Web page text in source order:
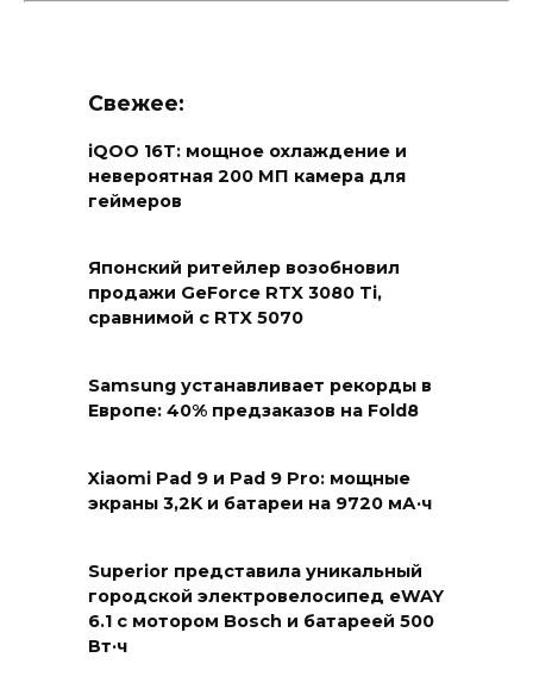
Свежее:
iQOO 16T: мощное охлаждение и
невероятная 200 МП камера для
геймеров
Японский ритейлер возобновил
продажи GeForce RTX 3080 Ti,
сравнимой с RTX 5070
Samsung устанавливает рекорды в
Европе: 40% предзаказов на Fold8
Xiaomi Pad 9 и Pad 9 Pro: мощные
экраны 3,2K и батареи на 9720 мА·ч
Superior представила уникальный
городской электровелосипед eWAY
6.1 с мотором Bosch и батареей 500
Вт·ч